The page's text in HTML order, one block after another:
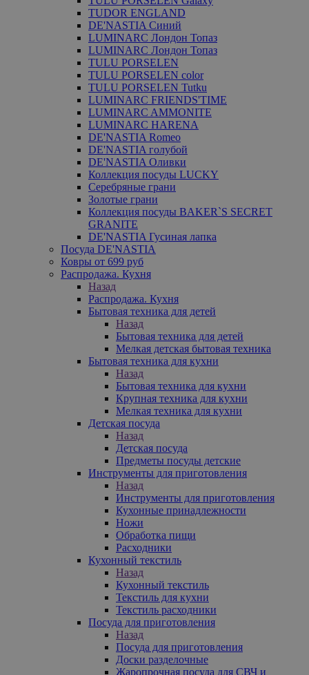
TUDOR ENGLAND
DE'NASTIA Синий
LUMINARC Лондон Топаз
LUMINARC Лондон Топаз
TULU PORSELEN
TULU PORSELEN color
TULU PORSELEN Tutku
LUMINARC FRIENDS'TIME
LUMINARC AMMONITE
LUMINARC HARENA
DE'NASTIA Romeo
DE'NASTIA голубой
DE'NASTIA Оливки
Коллекция посуды LUCKY
Серебряные грани
Золотые грани
Коллекция посуды BAKER`S SECRET
GRANITE
DE'NASTIA Гусиная лапка
Посуда DE'NASTIA
Ковры от 699 руб
Распродажа. Кухня
Назад
Распродажа. Кухня
Бытовая техника для детей
Назад
Бытовая техника для детей
Мелкая детская бытовая техника
Бытовая техника для кухни
Назад
Бытовая техника для кухни
Крупная техника для кухни
Мелкая техника для кухни
Детская посуда
Назад
Детская посуда
Предметы посуды детские
Инструменты для приготовления
Назад
Инструменты для приготовления
Кухонные принадлежности
Ножи
Обработка пищи
Расходники
Кухонный текстиль
Назад
Кухонный текстиль
Текстиль для кухни
Текстиль расходники
Посуда для приготовления
Назад
Посуда для приготовления
Доски разделочные
Жаропрочная посуда для СВЧ и